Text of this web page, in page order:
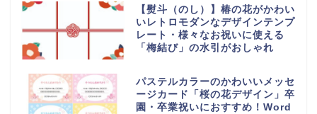
【熨斗（のし）】椿の花がかわい
いレトロモダンなデザインテンプ
レート・様々なお祝いに使える
「梅結び」の水引がおしゃれ
パステルカラーのかわいいメッセ
ージカード「桜の花デザイン」卒
園・卒業祝いにおすすめ！Word